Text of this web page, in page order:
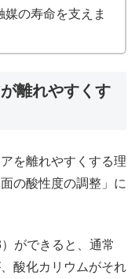
の寿命を支えま
離れやすくす
を離れやすくする理
の酸性度の調整」に
ができると、通常
酸化カリウムがそれ